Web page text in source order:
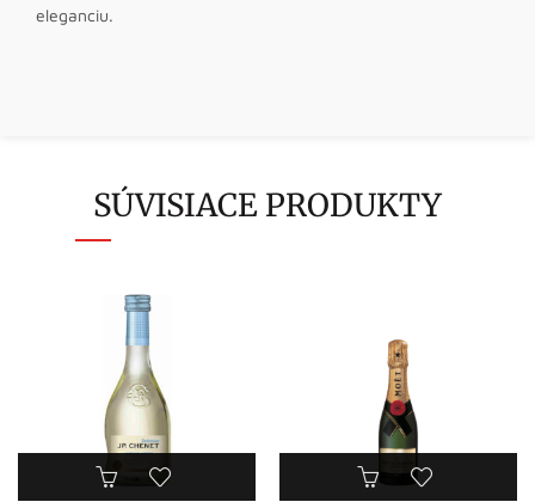
eleganciu.
SÚVISIACE PRODUKTY